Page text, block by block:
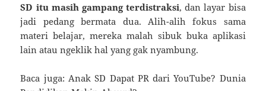
SD itu masih gampang terdistraksi, dan layar bisa
jadi pedang bermata dua. Alih-alih fokus sama
materi belajar, mereka malah sibuk buka aplikasi
lain atau ngeklik hal yang gak nyambung.
Baca juga: Anak SD Dapat PR dari YouTube? Dunia